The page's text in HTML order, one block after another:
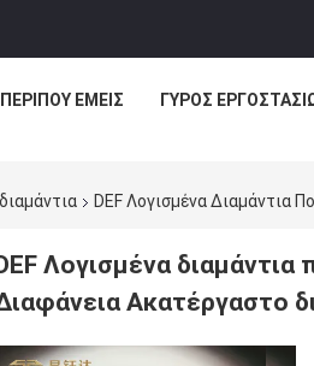
ΠΕΡΊΠΟΥ ΕΜΕΊΣ ΓΎΡΟΣ
DEF Λογισμένα Διαμάντια
Λογισμένα
Ακατέργαστο